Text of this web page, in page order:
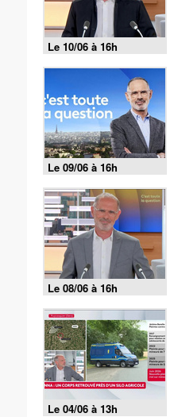
Le 10/06 à 16h
Le 09/06 à 16h
Le 08/06 à 16h
Le 04/06 à 13h